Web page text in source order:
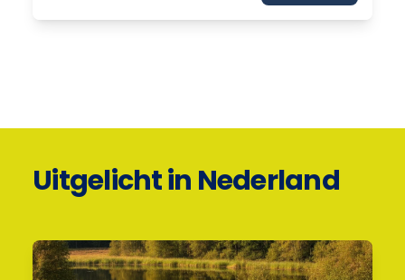
Uitgelicht in Nederland